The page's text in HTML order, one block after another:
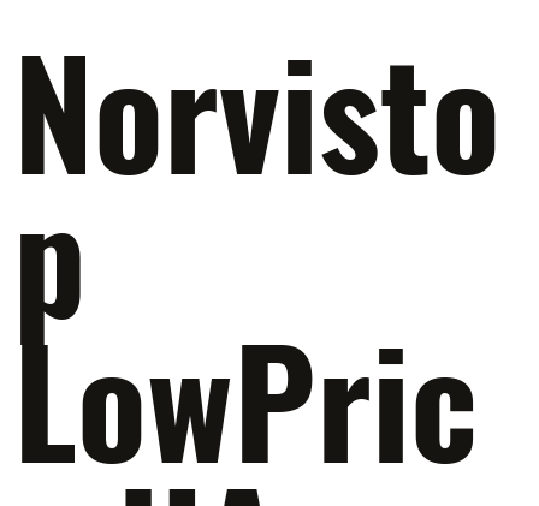
Norvisto
p
LowPric